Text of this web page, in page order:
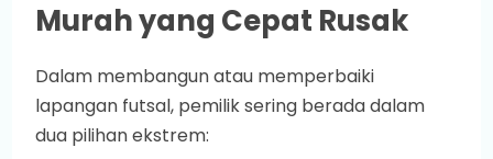
Murah yang Cepat Rusak
Dalam membangun atau memperbaiki
lapangan futsal, pemilik sering berada dalam
dua pilihan ekstrem: